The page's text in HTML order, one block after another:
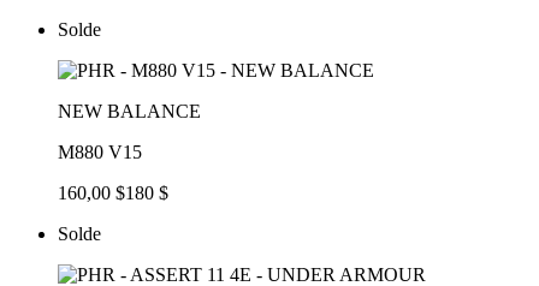
Solde
NEW BALANCE
M880 V15
160,00 $180 $
Solde